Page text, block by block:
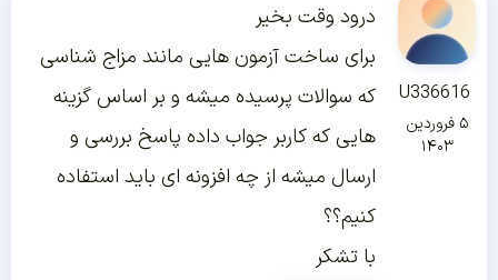
U336616
۵ فروردین
۱۴۰۳
درود وقت بخیر
برای ساخت آزمون هایی مانند مزاج شناسی
که سوالات پرسیده میشه و بر اساس گزینه
هایی که کاربر جواب داده پاسخ بررسی و
ارسال میشه از چه افزونه ای باید استفاده
کنیم؟؟
با تشکر